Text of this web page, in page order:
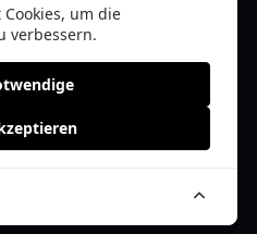
| * =Affiliate-Links /
um die
verbessern.